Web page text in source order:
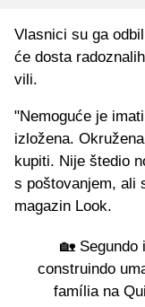
Vlasnici su ga
će dosta
vili.
"Nemoguće je
izložena.
kupiti. Nije štedio
s poštovanjem, ali
magazin Look.
🏡 Segundo
construindo
família na